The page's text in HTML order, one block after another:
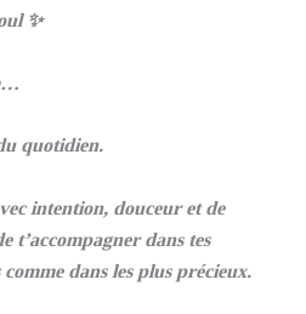
✨
quotidien.
intention, douceur et de
t’accompagner dans tes
comme dans les plus précieux.